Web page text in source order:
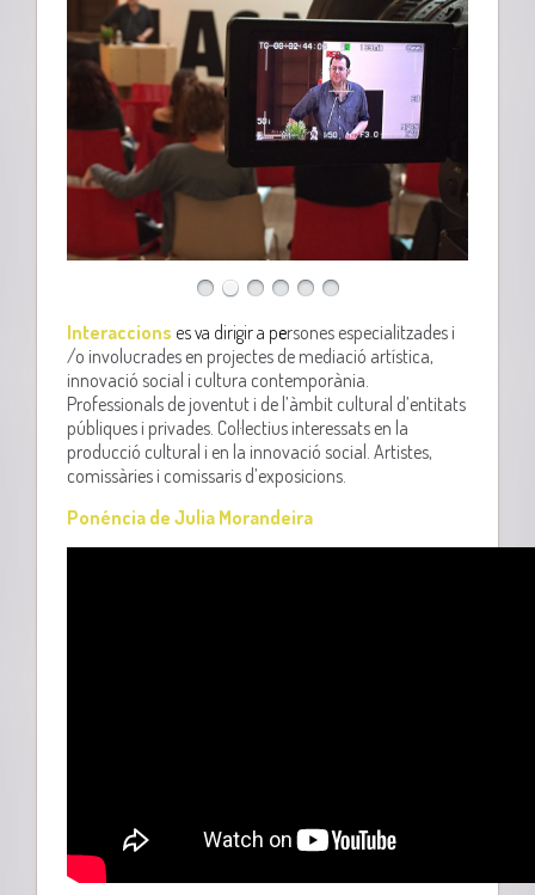
Interaccions es va dirigir a persones especialitzades i
/o involucrades en projectes de mediació artística,
innovació social i cultura contemporània.
Professionals de joventut i de l’àmbit cultural d’entitats
públiques i privades. Col·lectius interessats en la
producció cultural i en la innovació social. Artistes,
comissàries i comissaris d’exposicions.
Ponéncia de Julia Morandeira